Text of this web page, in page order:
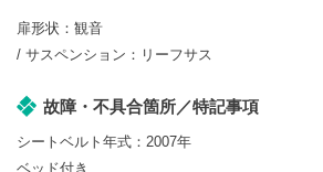
扉形状：観音
/ サスペンション：リーフサス
故障・不具合箇所／特記事項
シートベルト年式：2007年
ベッド付き